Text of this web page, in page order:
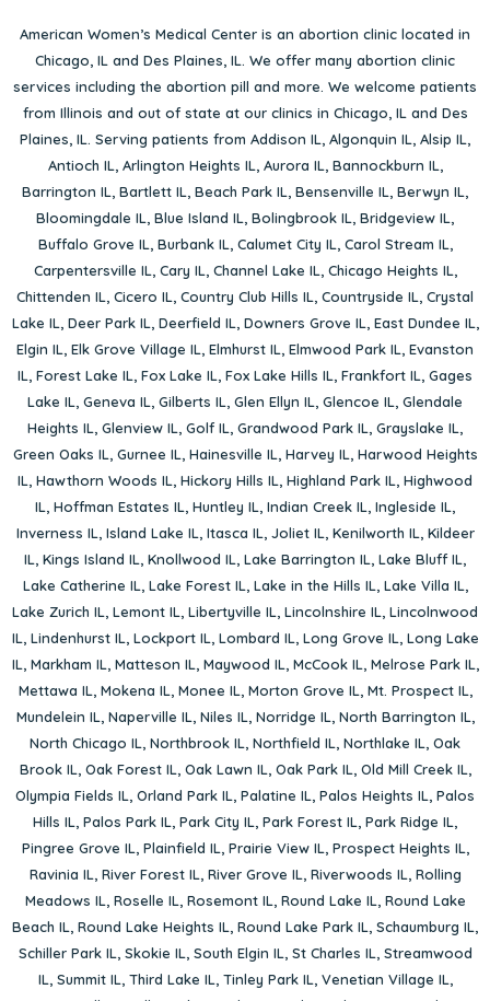
American Women’s Medical Center is an abortion clinic located in
Chicago, IL and Des Plaines, IL. We offer many abortion clinic
services including the abortion pill and more. We welcome patients
from Illinois and out of state at our clinics in Chicago, IL and Des
Plaines, IL. Serving patients from Addison IL, Algonquin IL, Alsip IL,
Antioch IL, Arlington Heights IL, Aurora IL, Bannockburn IL,
Barrington IL, Bartlett IL, Beach Park IL, Bensenville IL, Berwyn IL,
Bloomingdale IL, Blue Island IL, Bolingbrook IL, Bridgeview IL,
Buffalo Grove IL, Burbank IL, Calumet City IL, Carol Stream IL,
Carpentersville IL, Cary IL, Channel Lake IL, Chicago Heights IL,
Chittenden IL, Cicero IL, Country Club Hills IL, Countryside IL, Crystal
Lake IL, Deer Park IL, Deerfield IL, Downers Grove IL, East Dundee IL,
Elgin IL, Elk Grove Village IL, Elmhurst IL, Elmwood Park IL, Evanston
IL, Forest Lake IL, Fox Lake IL, Fox Lake Hills IL, Frankfort IL, Gages
Lake IL, Geneva IL, Gilberts IL, Glen Ellyn IL, Glencoe IL, Glendale
Heights IL, Glenview IL, Golf IL, Grandwood Park IL, Grayslake IL,
Green Oaks IL, Gurnee IL, Hainesville IL, Harvey IL, Harwood Heights
IL, Hawthorn Woods IL, Hickory Hills IL, Highland Park IL, Highwood
IL, Hoffman Estates IL, Huntley IL, Indian Creek IL, Ingleside IL,
Inverness IL, Island Lake IL, Itasca IL, Joliet IL, Kenilworth IL, Kildeer
IL, Kings Island IL, Knollwood IL, Lake Barrington IL, Lake Bluff IL,
Lake Catherine IL, Lake Forest IL, Lake in the Hills IL, Lake Villa IL,
Lake Zurich IL, Lemont IL, Libertyville IL, Lincolnshire IL, Lincolnwood
IL, Lindenhurst IL, Lockport IL, Lombard IL, Long Grove IL, Long Lake
IL, Markham IL, Matteson IL, Maywood IL, McCook IL, Melrose Park IL,
Mettawa IL, Mokena IL, Monee IL, Morton Grove IL, Mt. Prospect IL,
Mundelein IL, Naperville IL, Niles IL, Norridge IL, North Barrington IL,
North Chicago IL, Northbrook IL, Northfield IL, Northlake IL, Oak
Brook IL, Oak Forest IL, Oak Lawn IL, Oak Park IL, Old Mill Creek IL,
Olympia Fields IL, Orland Park IL, Palatine IL, Palos Heights IL, Palos
Hills IL, Palos Park IL, Park City IL, Park Forest IL, Park Ridge IL,
Pingree Grove IL, Plainfield IL, Prairie View IL, Prospect Heights IL,
Ravinia IL, River Forest IL, River Grove IL, Riverwoods IL, Rolling
Meadows IL, Roselle IL, Rosemont IL, Round Lake IL, Round Lake
Beach IL, Round Lake Heights IL, Round Lake Park IL, Schaumburg IL,
Schiller Park IL, Skokie IL, South Elgin IL, St Charles IL, Streamwood
IL, Summit IL, Third Lake IL, Tinley Park IL, Venetian Village IL,